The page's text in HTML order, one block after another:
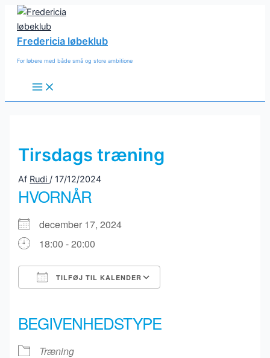
indholdet
Fredericia løbeklub
For løbere med både små og store ambitione
Main
Menu
Tirsdags træning
Af Rudi/17/12/2024
HVORNÅR
december 17, 2024
18:00 - 20:00
TILFØJ TIL KALENDER
BEGIVENHEDSTYPE
Træning